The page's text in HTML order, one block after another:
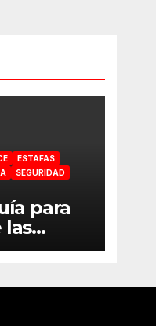
ESTAFAS
SEGURIDAD
para
las